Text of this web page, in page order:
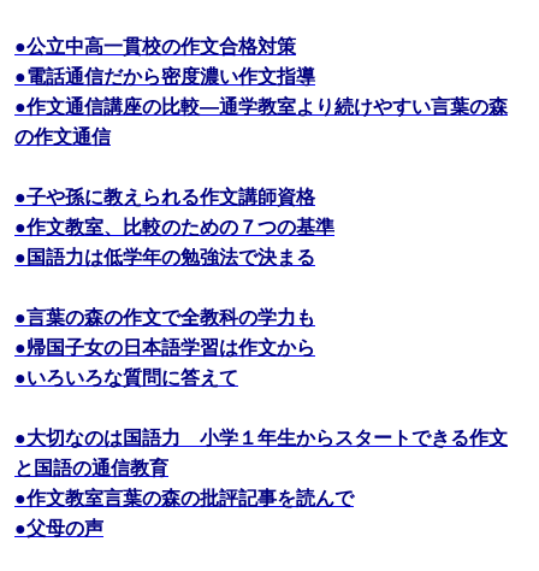
●公立中高一貫校の作文合格対策
●電話通信だから密度濃い作文指導
●作文通信講座の比較―通学教室より続けやすい言葉の森
の作文通信
●子や孫に教えられる作文講師資格
●作文教室、比較のための７つの基準
●国語力は低学年の勉強法で決まる
●言葉の森の作文で全教科の学力も
●帰国子女の日本語学習は作文から
●いろいろな質問に答えて
●大切なのは国語力 小学１年生からスタートできる作文
と国語の通信教育
●作文教室言葉の森の批評記事を読んで
●父母の声